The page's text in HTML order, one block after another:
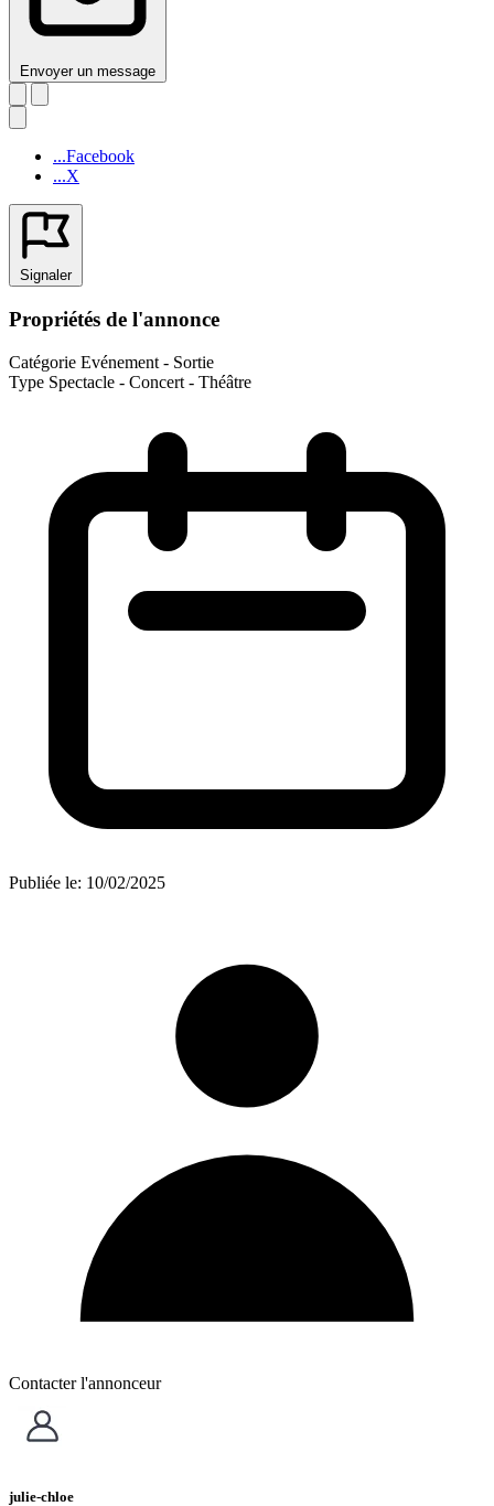
Envoyer un message
...Facebook
...X
Signaler
Propriétés de l'annonce
Catégorie Evénement - Sortie
Type Spectacle - Concert - Théâtre
Publiée le: 10/02/2025
Contacter l'annonceur
julie-chloe